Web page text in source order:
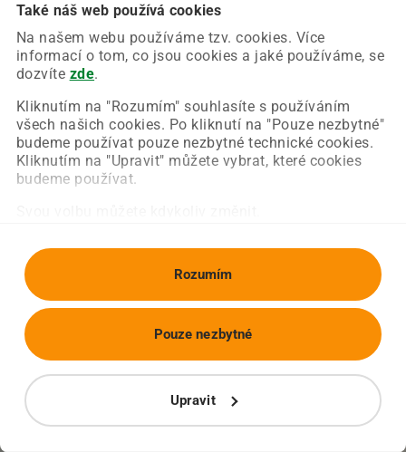
Také náš web používá cookies
Na našem webu používáme tzv. cookies. Více
informací o tom, co jsou cookies a jaké používáme, se
dozvíte zde.
Kliknutím na "Rozumím" souhlasíte s používáním
všech našich cookies. Po kliknutí na "Pouze nezbytné"
budeme používat pouze nezbytné technické cookies.
Kliknutím na "Upravit" můžete vybrat, které cookies
budeme používat.
Rozumím
Upravit
Pouze nezbytné
Chyba nastala na naší straně a už ji opravujeme.
Zkuste prosím znovu načíst požadovanou stránku.
Obnovit stránku Úvodní strana